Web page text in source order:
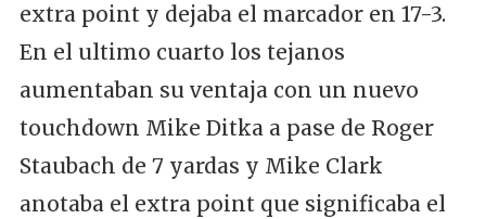
extra point y dejaba el marcador en 17-3.
En el ultimo cuarto los tejanos
aumentaban su ventaja con un nuevo
touchdown Mike Ditka a pase de Roger
Staubach de 7 yardas y Mike Clark
anotaba el extra point que significaba el